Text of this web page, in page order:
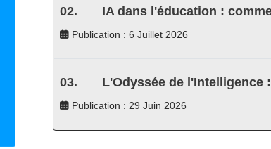
IA dans l'éducation :
Publication : 6 Juillet 2026
L'Odyssée de l'Intelligence
Publication : 29 Juin 2026